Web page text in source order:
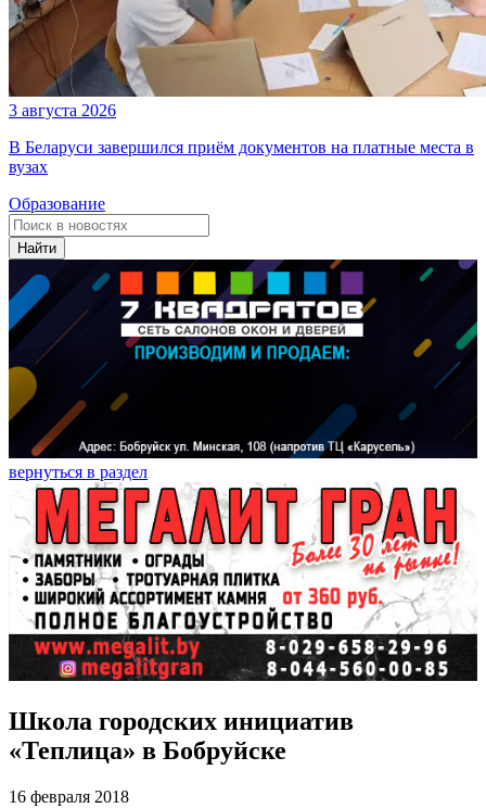
3 августа 2026
В Беларуси завершился приём документов на платные места в
вузах
Образование
Найти
вернуться в раздел
Школа городских инициатив
«Теплица» в Бобруйске
16 февраля 2018